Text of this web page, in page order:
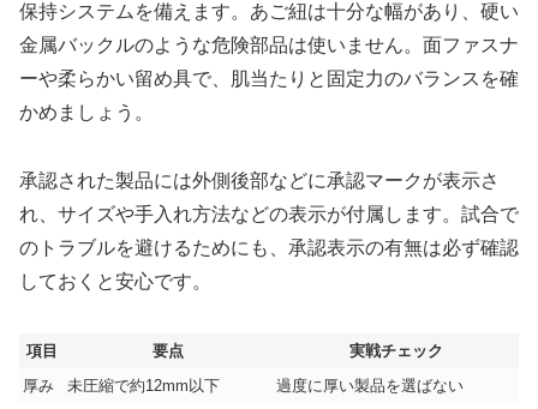
保持システムを備えます。あご紐は十分な幅があり、硬い
金属バックルのような危険部品は使いません。面ファスナ
ーや柔らかい留め具で、肌当たりと固定力のバランスを確
かめましょう。
承認された製品には外側後部などに承認マークが表示さ
れ、サイズや手入れ方法などの表示が付属します。試合で
のトラブルを避けるためにも、承認表示の有無は必ず確認
しておくと安心です。
項目 要点
実戦チェック
厚み
未圧縮で約12mm以下
過度に厚い製品を選ばない